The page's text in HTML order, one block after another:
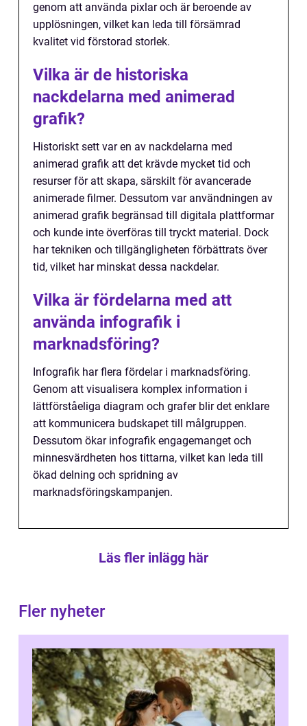
genom att använda pixlar och är beroende av
upplösningen, vilket kan leda till försämrad
kvalitet vid förstorad storlek.
Vilka är de historiska
nackdelarna med animerad
grafik?
Historiskt sett var en av nackdelarna med
animerad grafik att det krävde mycket tid och
resurser för att skapa, särskilt för avancerade
animerade filmer. Dessutom var användningen av
animerad grafik begränsad till digitala plattformar
och kunde inte överföras till tryckt material. Dock
har tekniken och tillgängligheten förbättrats över
tid, vilket har minskat dessa nackdelar.
Vilka är fördelarna med att
använda infografik i
marknadsföring?
Infografik har flera fördelar i marknadsföring.
Genom att visualisera komplex information i
lättförståeliga diagram och grafer blir det enklare
att kommunicera budskapet till målgruppen.
Dessutom ökar infografik engagemanget och
minnesvärdheten hos tittarna, vilket kan leda till
ökad delning och spridning av
marknadsföringskampanjen.
Läs fler inlägg här
Fler nyheter